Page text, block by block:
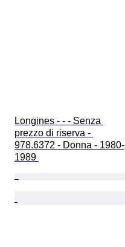
Longines - - - Senza
prezzo di riserva -
978.6372 - Donna - 1980-
1989